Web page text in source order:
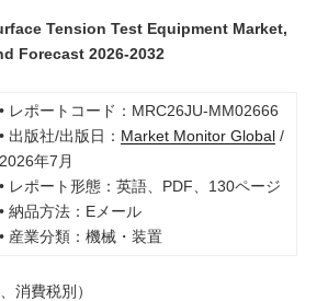
Tension Test Equipment Market,
Forecast 2026-2032
• レポートコード：MRC26JU-MM02666
• 出版社/出版日： Market Monitor Global/
2026年7月
• レポート形態：英語、PDF、130ページ
• 納品方法：Eメール
• 産業分類：機械・装置
消費税別）